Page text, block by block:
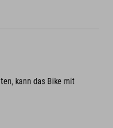
kann das Bike mit